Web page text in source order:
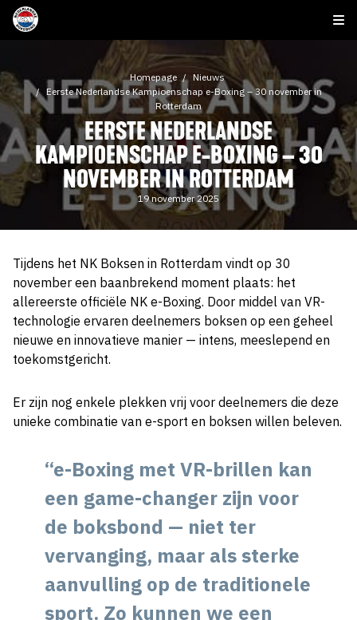
Homepage
Nieuws
Eerste Nederlandse Kampioenschap e-Boxing – 30 november in
Rotterdam
EERSTE NEDERLANDSE
KAMPIOENSCHAP E-BOXING – 30
NOVEMBER IN ROTTERDAM
19 november 2025
Tijdens het NK Boksen in Rotterdam vindt op 30
november een baanbrekend moment plaats: het
allereerste officiële NK e-Boxing. Door middel van VR-
technologie ervaren deelnemers boksen op een geheel
nieuwe en innovatieve manier — intens, meeslepend en
toekomstgericht.
Er zijn nog enkele plekken vrij voor deelnemers die deze
unieke combinatie van e-sport en boksen willen beleven.
“e-Boxing met VR-brillen kan
een game-changer zijn voor
de boksbond — niet ter
vervanging, maar als sterke
aanvulling op de traditionele
sport. Zo kunnen we een